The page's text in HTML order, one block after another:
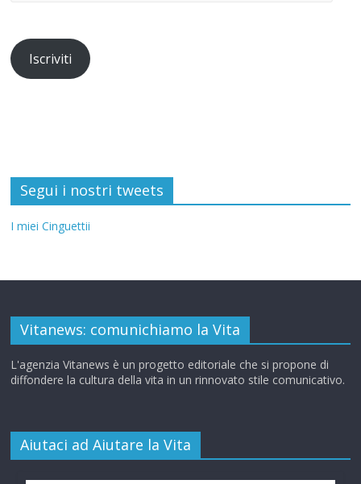
Iscriviti
Segui i nostri tweets
I miei Cinguettii
Vitanews: comunichiamo la Vita
L'agenzia Vitanews è un progetto editoriale che si propone di
diffondere la cultura della vita in un rinnovato stile comunicativo.
Aiutaci ad Aiutare la Vita